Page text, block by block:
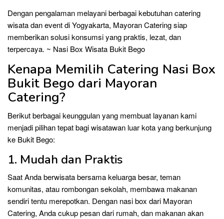
Dengan pengalaman melayani berbagai kebutuhan catering
wisata dan event di Yogyakarta, Mayoran Catering siap
memberikan solusi konsumsi yang praktis, lezat, dan
terpercaya. ~ Nasi Box Wisata Bukit Bego
Kenapa Memilih Catering Nasi Box
Bukit Bego dari Mayoran
Catering?
Berikut berbagai keunggulan yang membuat layanan kami
menjadi pilihan tepat bagi wisatawan luar kota yang berkunjung
ke Bukit Bego:
1. Mudah dan Praktis
Saat Anda berwisata bersama keluarga besar, teman
komunitas, atau rombongan sekolah, membawa makanan
sendiri tentu merepotkan. Dengan nasi box dari Mayoran
Catering, Anda cukup pesan dari rumah, dan makanan akan